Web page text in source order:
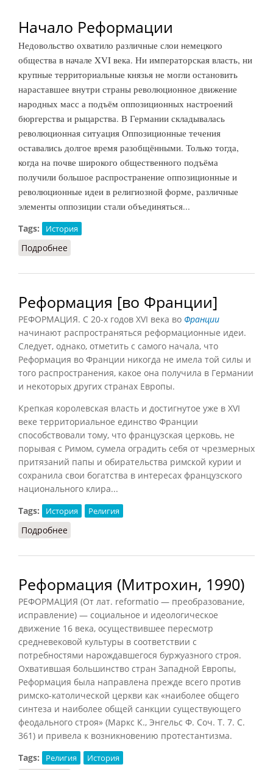
Начало Реформации
Недовольство охватило различные слои немецкого
общества в начале XVI века. Ни императорская власть, ни
крупные территориальные князья не могли остановить
нараставшее внутри страны революционное движение
народных масс а подъём оппозиционных настроений
бюргерства и рыцарства. В Германии складывалась
революционная ситуация Оппозиционные течения
оставались долгое время разобщёнными. Только тогда,
когда на почве широкого общественного подъёма
получили большое распространение оппозиционные и
революционные идеи в религиозной форме, различные
элементы оппозиции стали объединяться...
Tags: История
Подробнее
Реформация [во Франции]
РЕФОРМАЦИЯ. С 20-х годов XVI века во Франции
начинают распространяться реформационные идеи.
Следует, однако, отметить с самого начала, что
Реформация во Франции никогда не имела той силы и
того распространения, какое она получила в Германии
и некоторых других странах Европы.
Крепкая королевская власть и достигнутое уже в XVI
веке территориальное единство Франции
способствовали тому, что французская церковь, не
порывая с Римом, сумела оградить себя от чрезмерных
притязаний папы и обирательства римской курии и
сохранила свои богатства в интересах французского
национального клира...
Tags:
История Религия
Подробнее
Реформация (Митрохин, 1990)
РЕФОРМАЦИЯ (От лат. reformatio — преобразование,
исправление) — социальное и идеологическое
движение 16 века, осуществившее пересмотр
средневековой культуры в соответствии с
потребностями нарождавшегося буржуазного строя.
Охватившая большинство стран Западной Европы,
Реформация была направлена прежде всего против
римско-католической церкви как «наиболее общего
синтеза и наиболее общей санкции существующего
феодального строя» (Маркс К., Энгельс Ф. Соч. Т. 7. С.
361) и привела к возникновению протестантизма.
Tags:
Религия История